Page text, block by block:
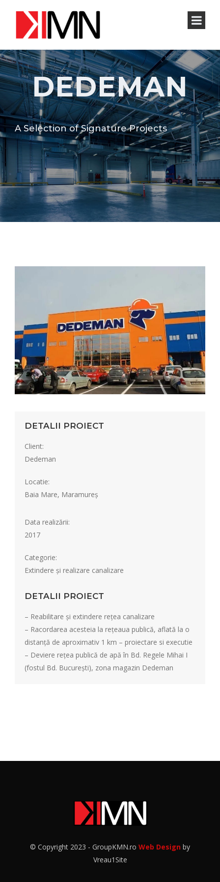
DEDEMAN
A Selection of Signature Projects
DETALII PROIECT
Client:
Dedeman
Locatie:
Baia Mare, Maramureș
Data realizării:
2017
Categorie:
Extindere și realizare canalizare
DETALII PROIECT
– Reabilitare și extindere rețea canalizare
– Racordarea acesteia la rețeaua publică, aflată la o
distanță de aproximativ 1 km – proiectare si executie
– Deviere rețea publică de apă în Bd. Regele Mihai I
(fostul Bd. București), zona magazin Dedeman
© Copyright 2023 - GroupKMN.ro Web Design by
Vreau1Site